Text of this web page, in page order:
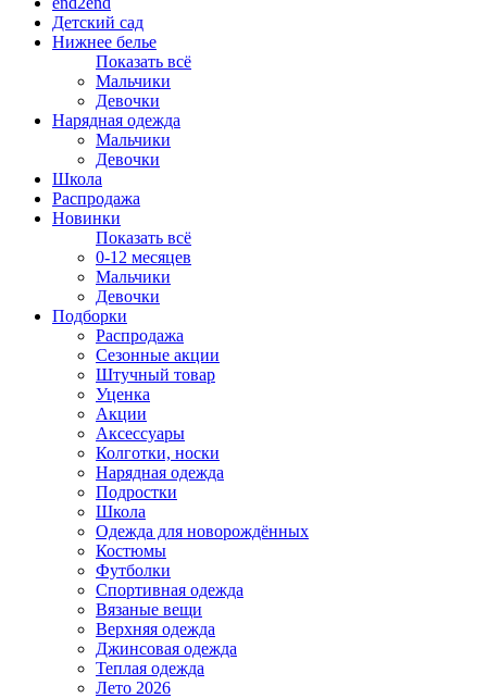
Детский сад
Нижнее белье
Показать всё
Мальчики
Девочки
Нарядная одежда
Мальчики
Девочки
Школа
Распродажа
Новинки
Показать всё
0-12 месяцев
Мальчики
Девочки
Подборки
Распродажа
Сезонные акции
Штучный товар
Уценка
Акции
Аксессуары
Колготки, носки
Нарядная одежда
Подростки
Школа
Одежда для новорождённых
Костюмы
Футболки
Спортивная одежда
Вязаные вещи
Верхняя одежда
Джинсовая одежда
Теплая одежда
Лето 2026